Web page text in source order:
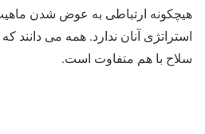
هیچکونه ارتباطی به عوض شدن
استراتژی آنان ندارد. همه می دانند
سلاح با هم متفاوت است.